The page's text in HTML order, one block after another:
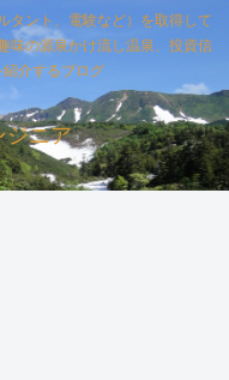
タント、電験など）を取得して
味の源泉かけ流し温泉、投資信
介するブログ
ジニア